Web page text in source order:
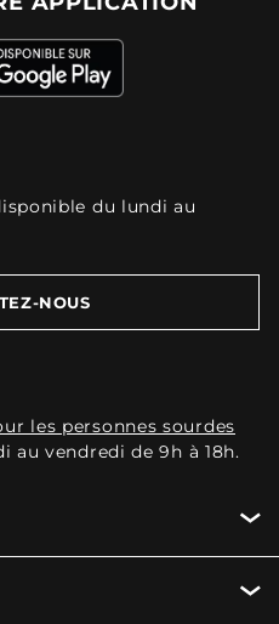
du lundi au
NOUS
les personnes sourdes
au vendredi de 9h à 18h.